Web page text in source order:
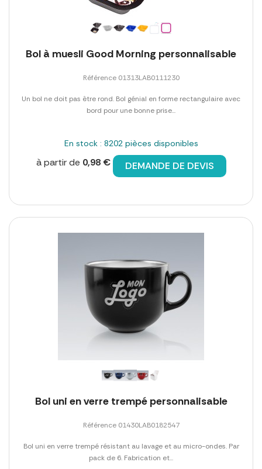
Bol à muesli Good Morning personnalisable
Référence 01313LAB0111230
Un bol ne doit pas être rond. Bol génial en forme rectangulaire avec
bord pour une bonne prise...
En stock : 8202 pièces disponibles
à partir de 0,98 € DEMANDE DE DEVIS
Bol uni en verre trempé personnalisable
Référence 01430LAB0182547
Bol uni en verre trempé résistant au lavage et au micro-ondes. Par
pack de 6. Fabrication et...